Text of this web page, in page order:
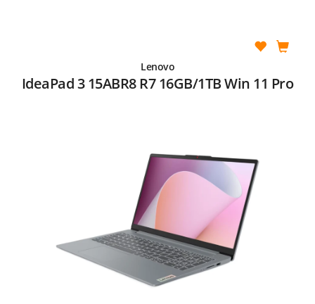
Lenovo
IdeaPad 3 15ABR8 R7 16GB/1TB Win 11 Pro